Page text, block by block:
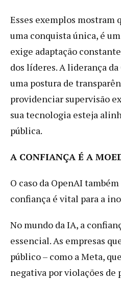
Esses exemplos mostram
uma conquista única, é
exige adaptação
dos líderes. A liderança
uma postura de
providenciar supervisão
sua tecnologia esteja
pública.
A CONFIANÇA É A
O caso da OpenAI
confiança é vital para a
No mundo da IA, a
essencial. As empresas
público – como a Meta,
negativa por violações de